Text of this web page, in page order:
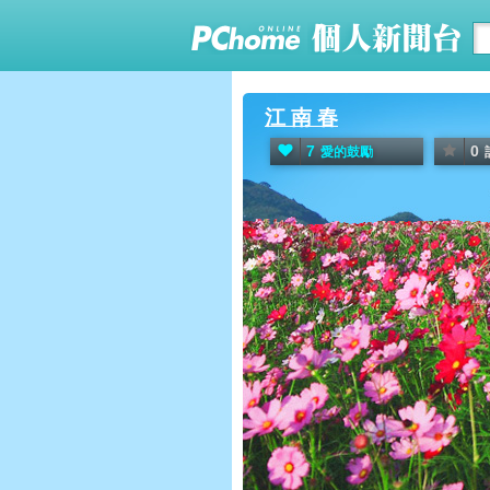
江 南 春
7 愛的鼓勵 0